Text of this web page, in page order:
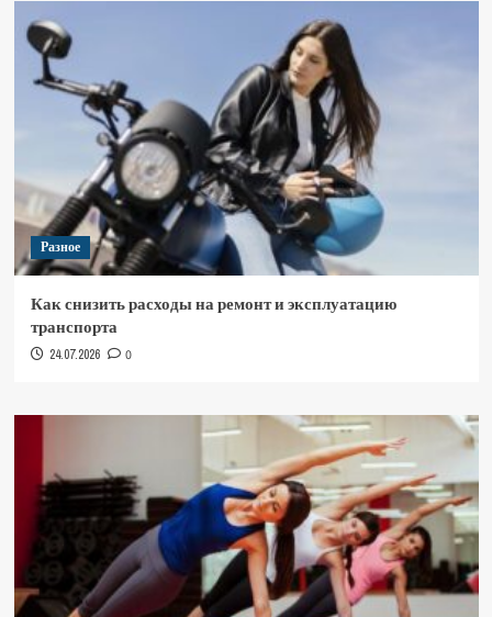
Разное
Как снизить расходы на ремонт и эксплуатацию
транспорта
24.07.2026 0